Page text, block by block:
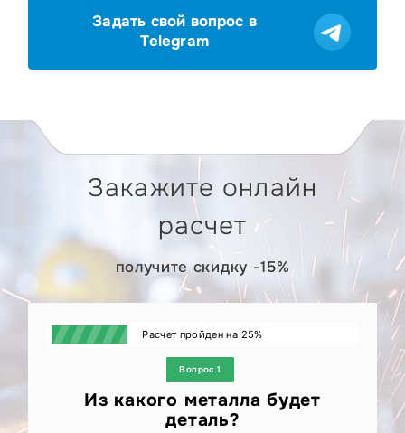
Задать свой вопрос в
Telegram
Закажите онлайн
расчет
получите скидку -15%
Расчет пройден на 25%
Вопрос 1
Из какого металла будет
деталь?